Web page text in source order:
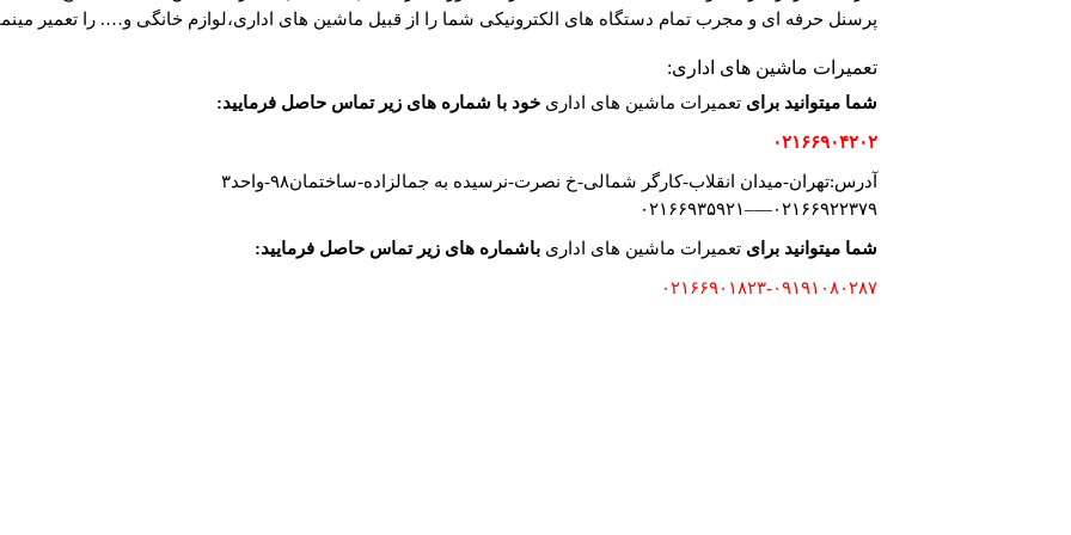
پرسنل حرفه ای و مجرب تمام دستگاه های الکترونیکی شما را از قبیل ماشین های اداری،لوازم خانگی و…. را تعمیر
تعمیرات ماشین های اداری:
شما میتوانید برای تعمیرات ماشین های اداری خود با شماره های زیر تماس حاصل فرمایید:
۰۲۱۶۶۹۰۴۲۰۲
آدرس:تهران-میدان انقلاب-کارگر شمالی-خ نصرت-نرسیده به جمالزاده-ساختمان۹۸-واحد۳
۰۲۱۶۶۹۲۲۳۷۹—–۰۲۱۶۶۹۳۵۹۲۱
شما میتوانید برای تعمیرات ماشین های اداری باشماره های زیر تماس حاصل فرمایید:
۰۲۱۶۶۹۰۱۸۲۳-۰۹۱۹۱۰۸۰۲۸۷